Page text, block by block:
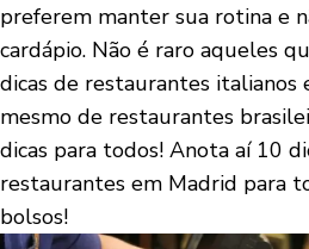
preferem manter sua rotina e
cardápio. Não é raro aqueles
dicas de restaurantes italianos
mesmo de restaurantes
dicas para todos! Anota aí 10
restaurantes em Madrid para
bolsos!